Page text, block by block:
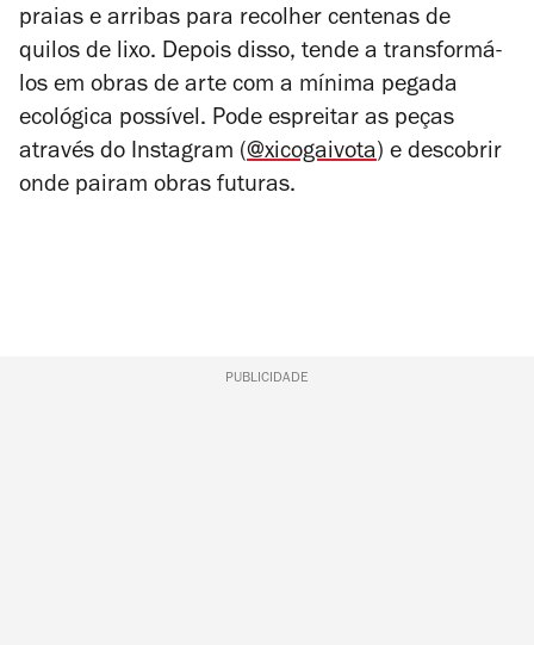
praias e arribas para recolher centenas de
quilos de lixo. Depois disso, tende a transformá-
los em obras de arte com a mínima pegada
ecológica possível. Pode espreitar as peças
através do Instagram (@xicogaivota) e descobrir
onde pairam obras futuras.
PUBLICIDADE